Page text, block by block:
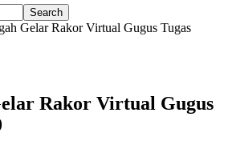
Gelar Rakor Virtual Gugus Tugas
Rakor Virtual Gugus